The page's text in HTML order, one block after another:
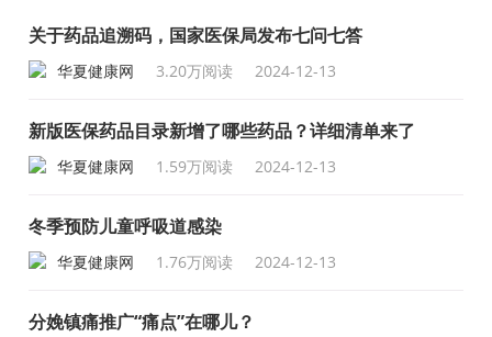
关于药品追溯码，国家医保局发布七问七答
华夏健康网 3.20万阅读 2024-12-13
新版医保药品目录新增了哪些药品？详细清单来了
华夏健康网 1.59万阅读 2024-12-13
冬季预防儿童呼吸道感染
华夏健康网 1.76万阅读 2024-12-13
分娩镇痛推广“痛点”在哪儿？